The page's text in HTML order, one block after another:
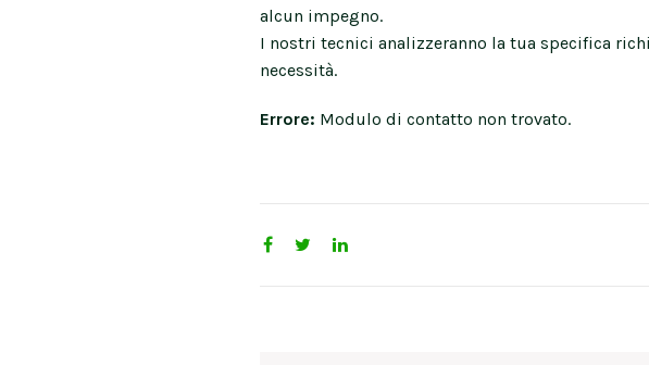
alcun impegno.
I nostri tecnici analizzeranno la tua specifica
necessità.
Errore: Modulo di contatto non trovato.